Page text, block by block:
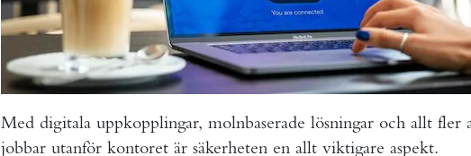
Med digitala uppkopplingar, molnbaserade lösningar och allt fler
jobbar utanför kontoret är säkerheten en allt viktigare aspekt.